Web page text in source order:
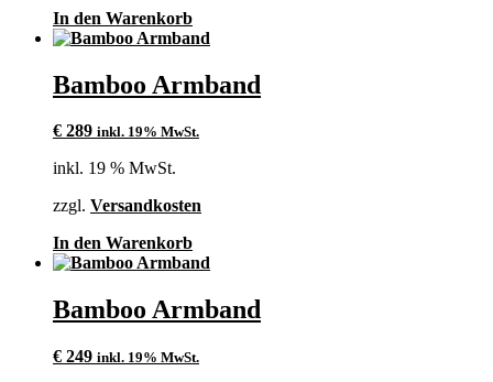
In den Warenkorb
Bamboo Armband
€ 289 inkl. 19% MwSt.
inkl. 19 % MwSt.
zzgl. Versandkosten
In den Warenkorb
Bamboo Armband
€ 249 inkl. 19% MwSt.